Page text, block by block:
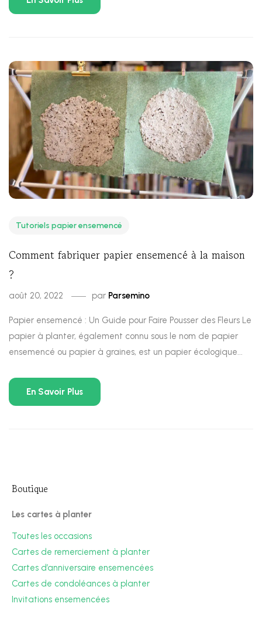
Tutoriels papier ensemencé
Comment fabriquer papier ensemencé à la maison
?
août 20, 2022 par Parsemino
Papier ensemencé : Un Guide pour Faire Pousser des Fleurs Le
papier à planter, également connu sous le nom de papier
ensemencé ou papier à graines, est un papier écologique...
En Savoir Plus
Boutique
Les cartes à planter
Toutes les occasions
Cartes de remerciement à planter
Cartes d’anniversaire ensemencées
Cartes de condoléances à planter
Invitations ensemencées